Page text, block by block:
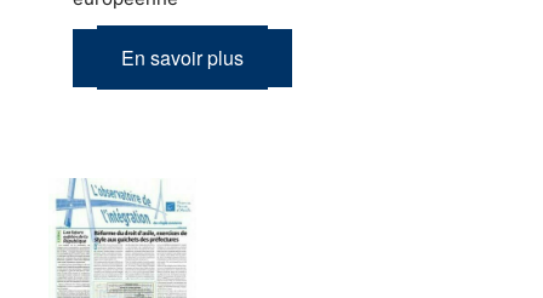
En savoir plus